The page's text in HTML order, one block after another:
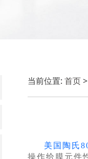
当前位置: 首页
美国陶氏
操作给膜元件